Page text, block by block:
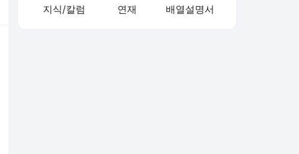
지식/칼럼 연재 배열설명서